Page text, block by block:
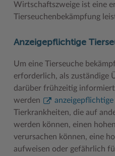
Wirtschaftszweige ist eine
Tierseuchenbekämpfung
Anzeigepflichtige
Um eine Tierseuche
erforderlich, als zuständige
darüber frühzeitig
werden
anzeigepflichtige
Tierkrankheiten, die auf
werden können, einen
verursachen können, eine
aufweisen oder gefährlich